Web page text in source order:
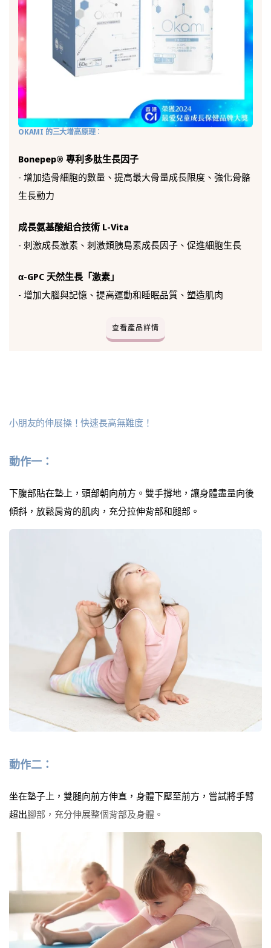
OKAMI 的三大增高原理：
Bonepep® 專利多肽生長因子
- 增加造骨細胞的數量、提高最大骨量成長限度、強化骨骼
生長動力
成長氨基酸組合技術 L-Vita
- 刺激成長激素、刺激類胰島素成長因子、促進細胞生長
α-GPC 天然生長「激素」
- 增加大腦與記憶、提高運動和睡眠品質、塑造肌肉
查看產品詳情
小朋友的伸展操！快速長高無難度！
動作一：
下腹部貼在墊上，頭部朝向前方。雙手撐地，讓身體盡量向後
傾斜，放鬆肩背的肌肉，充分拉伸背部和腿部。
動作二：
坐在墊子上，雙腿向前方伸直，身體下壓至前方，嘗試將手臂
超出腳部，充分伸展整個背部及身體。